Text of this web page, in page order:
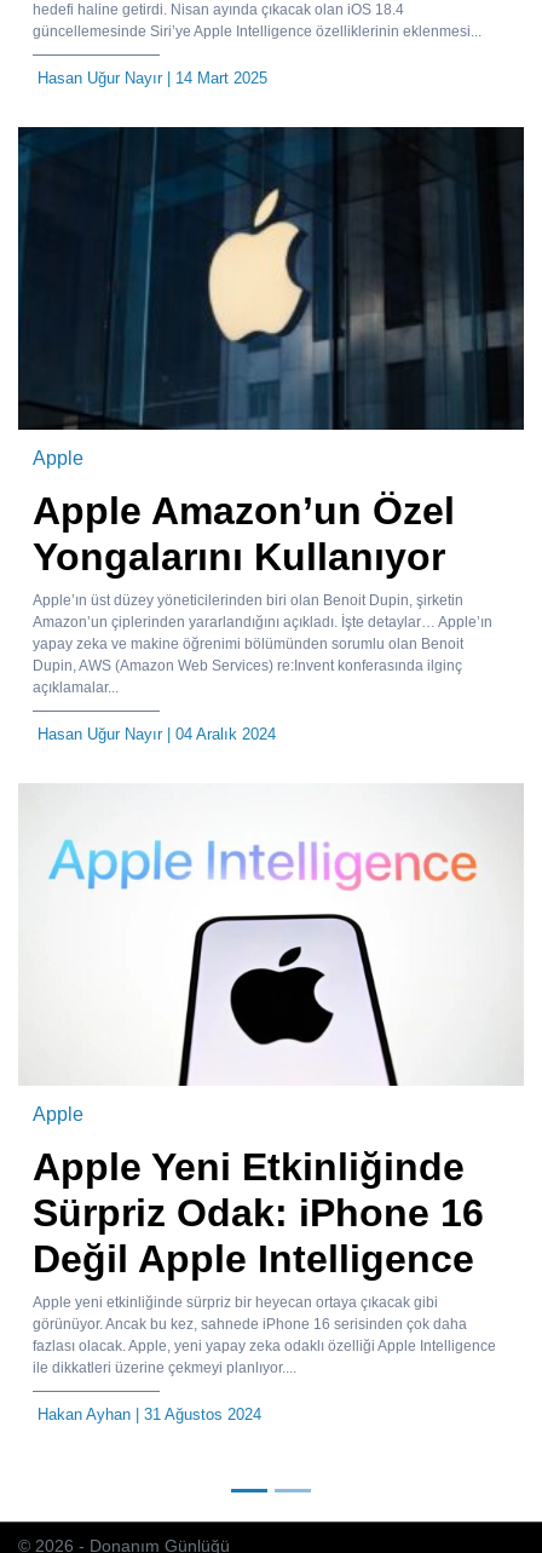
hedefi haline getirdi. Nisan ayında çıkacak olan iOS 18.4
güncellemesinde Siri’ye Apple Intelligence özelliklerinin eklenmesi...
Hasan Uğur Nayır| 14 Mart 2025
Apple
Apple Amazon’un Özel
Yongalarını Kullanıyor
Apple’ın üst düzey yöneticilerinden biri olan Benoit Dupin, şirketin
Amazon’un çiplerinden yararlandığını açıkladı. İşte detaylar… Apple’ın
yapay zeka ve makine öğrenimi bölümünden sorumlu olan Benoit
Dupin, AWS (Amazon Web Services) re:Invent konferasında ilginç
açıklamalar...
Hasan Uğur Nayır| 04 Aralık 2024
Apple
Apple Yeni Etkinliğinde
Sürpriz Odak: iPhone 16
Değil Apple Intelligence
Apple yeni etkinliğinde sürpriz bir heyecan ortaya çıkacak gibi
görünüyor. Ancak bu kez, sahnede iPhone 16 serisinden çok daha
fazlası olacak. Apple, yeni yapay zeka odaklı özelliği Apple Intelligence
ile dikkatleri üzerine çekmeyi planlıyor....
Hakan Ayhan | 31 Ağustos 2024
© 2026 - Donanım Günlüğü